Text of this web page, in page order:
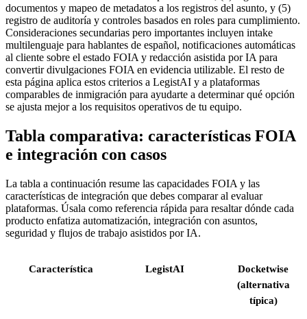
documentos y mapeo de metadatos a los registros del asunto, y (5)
registro de auditoría y controles basados en roles para cumplimiento.
Consideraciones secundarias pero importantes incluyen intake
multilenguaje para hablantes de español, notificaciones automáticas
al cliente sobre el estado FOIA y redacción asistida por IA para
convertir divulgaciones FOIA en evidencia utilizable. El resto de
esta página aplica estos criterios a LegistAI y a plataformas
comparables de inmigración para ayudarte a determinar qué opción
se ajusta mejor a los requisitos operativos de tu equipo.
Tabla comparativa: características FOIA
e integración con casos
La tabla a continuación resume las capacidades FOIA y las
características de integración que debes comparar al evaluar
plataformas. Úsala como referencia rápida para resaltar dónde cada
producto enfatiza automatización, integración con asuntos,
seguridad y flujos de trabajo asistidos por IA.
Característica LegistAI
Docketwise
(alternativa
típica)